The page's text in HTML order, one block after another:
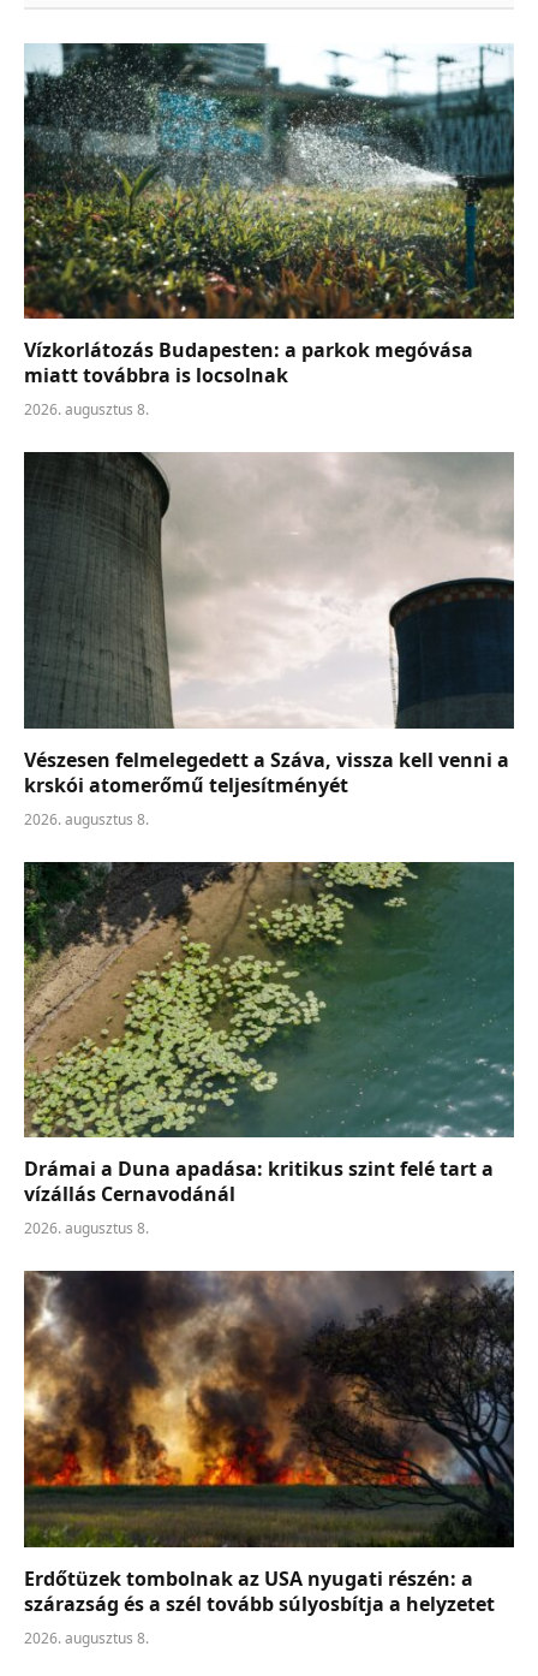
Vízkorlátozás Budapesten: a parkok megóvása
miatt továbbra is locsolnak
2026. augusztus 8.
Vészesen felmelegedett a Száva, vissza kell venni a
krskói atomerőmű teljesítményét
2026. augusztus 8.
Drámai a Duna apadása: kritikus szint felé tart a
vízállás Cernavodánál
2026. augusztus 8.
Erdőtüzek tombolnak az USA nyugati részén: a
szárazság és a szél tovább súlyosbítja a helyzetet
2026. augusztus 8.